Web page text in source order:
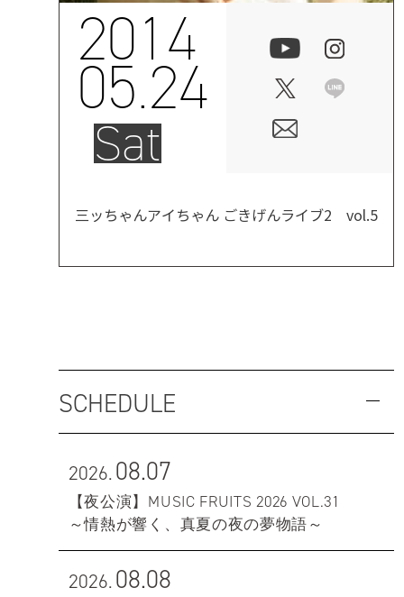
2014
05.24
Sat
三ッちゃんアイちゃん ごきげんライブ2 vol.5
SCHEDULE
2026.08.07
【夜公演】MUSIC FRUITS 2026 VOL.31
～情熱が響く、真夏の夜の夢物語～
2026.08.08